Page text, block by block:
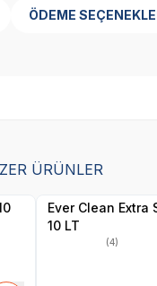
ÖDEME
ÜRÜNLER
Ever Clean Extra
10 LT
(4)